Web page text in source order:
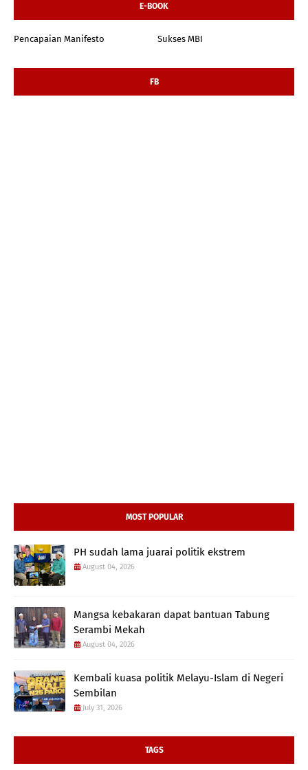
E-BOOK
Pencapaian Manifesto Sukses MBI
FB
MOST POPULAR
PH sudah lama juarai politik ekstrem
August 04, 2026
Mangsa kebakaran dapat bantuan Tabung
Serambi Mekah
August 04, 2026
Kembali kuasa politik Melayu-Islam di Negeri
Sembilan
July 31, 2026
TAGS